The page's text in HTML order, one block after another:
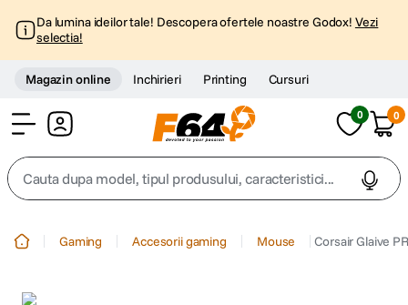
Da lumina ideilor tale! Descopera ofertele noastre Godox! Vezi
selectia!
Magazin online Inchirieri Printing Cursuri
0 0
Cauta dupa model, tipul produsului, caracteristici...
Gaming Accesorii gaming Mouse Corsair Glaive